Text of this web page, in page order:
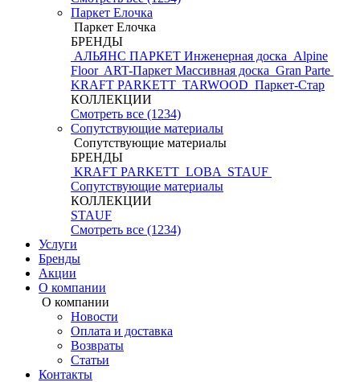
Паркет Елочка
Паркет Елочка
БРЕНДЫ
АЛЬЯНС ПАРКЕТ Инженерная доска Alpine
Floor ART-Паркет Массивная доска Gran Parte
KRAFT PARKETT TARWOOD Паркет-Стар
КОЛЛЕКЦИИ
Смотреть все (1234)
Сопутствующие материалы
Сопутствующие материалы
БРЕНДЫ
KRAFT PARKETT LOBA STAUF
Сопутствующие материалы
КОЛЛЕКЦИИ
STAUF
Смотреть все (1234)
Услуги
Бренды
Акции
О компании
О компании
Новости
Оплата и доставка
Возвраты
Статьи
Контакты